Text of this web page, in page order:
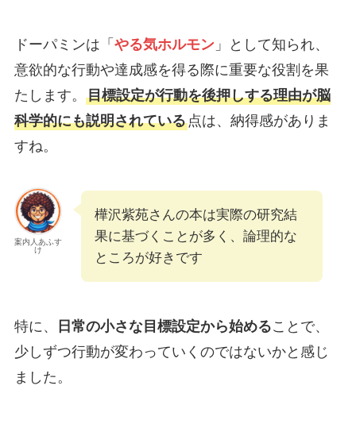
ドーパミンは「 やる気ホルモン 」として知られ、
意欲的な行動や達成感を得る際に重要な役割を果
たします。 目標設定が行動を後押しする理由が脳
科学的にも説明されている点は、納得感がありま
すね。
案内人あふす
け
樺沢紫苑さんの本は実際の研究結
果に基づくことが多く、論理的な
ところが好きです
特に、 日常の小さな目標設定から始めることで、
少しずつ行動が変わっていくのではないかと感じ
ました。